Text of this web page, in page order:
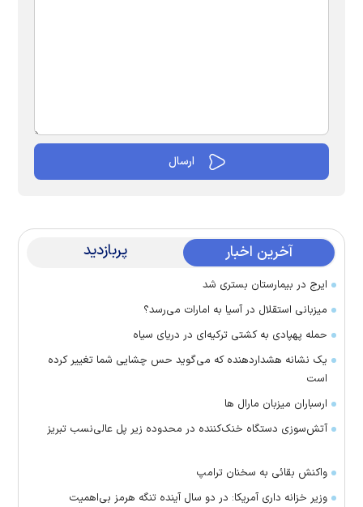
آخرین اخبار پربازدید
ایرج در بیمارستان بستری شد
میزبانی استقلال در آسیا به امارات می‌رسد؟
حمله پهپادی به کشتی ترکیه‌ای در دریای سیاه
یک نشانه هشداردهنده که می‌گوید حس چشایی شما تغییر کرده
است
ارسباران میزبان مارال ها
آتش‌سوزی دستگاه خنک‌کننده در محدوده زیر پل عالی‌نسب تبریز
واکنش بقائی به سخنان ترامپ
وزیر خزانه داری آمریکا: در دو سال آینده تنگه هرمز بی‌اهمیت